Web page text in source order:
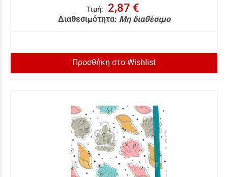
Τιμή: 2,87 €
Διαθεσιμότητα: Μη διαθέσιμο
Προσθήκη στο Wishlist